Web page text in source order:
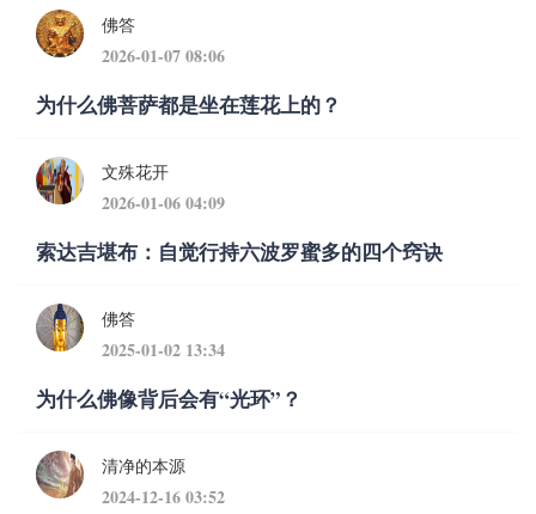
佛答
2026-01-07 08:06
为什么佛菩萨都是坐在莲花上的？
文殊花开
2026-01-06 04:09
索达吉堪布：自觉行持六波罗蜜多的四个窍诀
佛答
2025-01-02 13:34
为什么佛像背后会有“光环”？
清净的本源
2024-12-16 03:52